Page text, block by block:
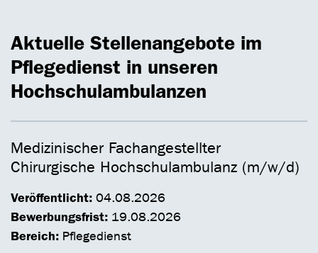
Aktuelle Stellenangebote im
Pflegedienst in unseren
Hochschulambulanzen
Medizinischer Fachangestellter
Chirurgische Hochschulambulanz (m/w/d)
Veröffentlicht: 04.08.2026
Bewerbungsfrist: 19.08.2026
Bereich: Pflegedienst